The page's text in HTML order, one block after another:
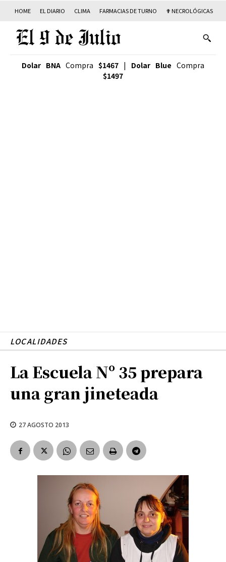
HOME EL DIARIO CLIMA FARMACIAS DE TURNO ✟ NECROLÓGICAS
Dolar BNA Compra $1467 | Dolar Blue Compra
$1497
LOCALIDADES
La Escuela Nº 35 prepara
una gran jineteada
27 AGOSTO 2013